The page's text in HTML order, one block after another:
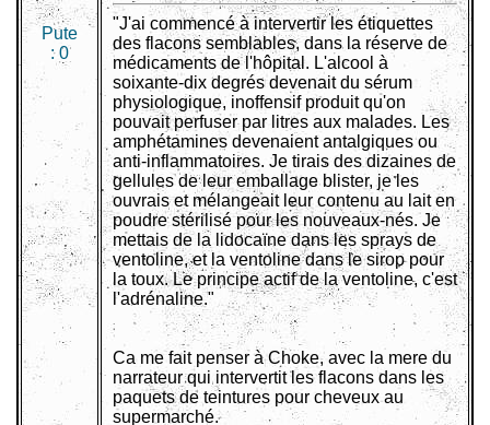
Pute
:0
"J'ai commencé à intervertir les étiquettes
des flacons semblables, dans la réserve de
médicaments de l'hôpital. L'alcool à
soixante-dix degrés devenait du sérum
physiologique, inoffensif produit qu'on
pouvait perfuser par litres aux malades. Les
amphétamines devenaient antalgiques ou
anti-inflammatoires. Je tirais des dizaines de
gellules de leur emballage blister, je les
ouvrais et mélangeait leur contenu au lait en
poudre stérilisé pour les nouveaux-nés. Je
mettais de la lidocaïne dans les sprays de
ventoline, et la ventoline dans le sirop pour
la toux. Le principe actif de la ventoline, c'est
l'adrénaline."
Ca me fait penser à Choke, avec la mere du
narrateur qui intervertit les flacons dans les
paquets de teintures pour cheveux au
supermarché.